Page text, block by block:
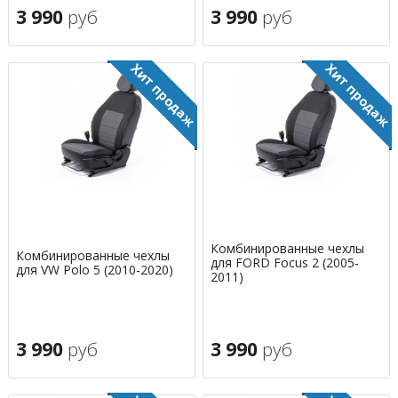
3 990 руб 3 990 руб
Комбинированные чехлы
для VW Polo 5 (2010-2020)
3 990 руб
Комбинированные чехлы
для FORD Focus 2 (2005-
2011)
3 990 руб